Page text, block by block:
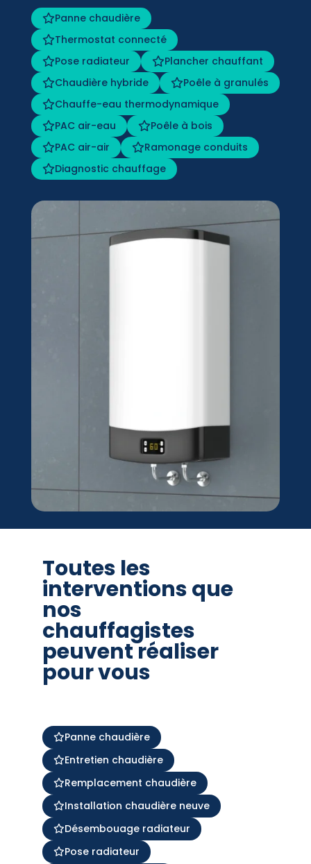
Panne chaudière
Thermostat connecté
Pose radiateur
Plancher chauffant
Chaudière hybride
Poêle à granulés
Chauffe-eau thermodynamique
PAC air-eau
Poêle à bois
PAC air-air
Ramonage conduits
Diagnostic chauffage
Toutes les
interventions que
nos
chauffagistes
peuvent réaliser
pour vous
Panne chaudière
Entretien chaudière
Remplacement chaudière
Installation chaudière neuve
Désembouage radiateur
Pose radiateur